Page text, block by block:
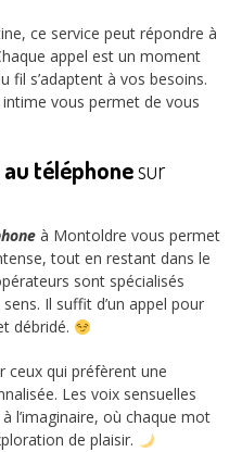
ce service peut répondre à
appel est un moment
fil s’adaptent à vos besoins.
vous permet de vous
téléphonesur
à Montoldre vous permet
tout en restant dans le
sont spécialisés
Il suffit d’un appel pour
débridé.
ceux qui préfèrent une
Les voix sensuelles
l’imaginaire, où chaque mot
de plaisir.